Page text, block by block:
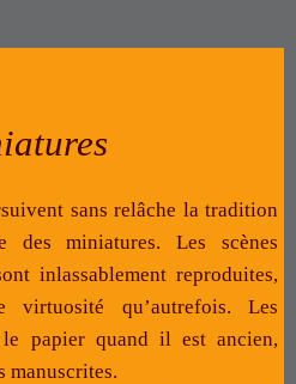
sans relâche la tradition
des miniatures. Les scènes
inlassablement reproduites,
qu’autrefois. Les
le papier quand il est ancien,
manuscrites.